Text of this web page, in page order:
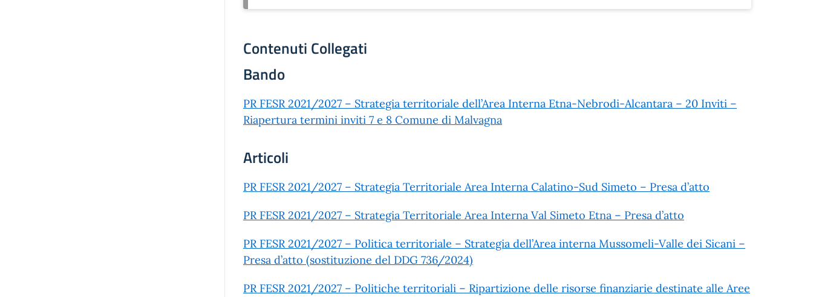
Contenuti Collegati
Bando
PR FESR 2021/2027 – Strategia territoriale dell’Area Interna Etna-Nebrodi-Alcantara – 20 Inviti –
Riapertura termini inviti 7 e 8 Comune di Malvagna
Articoli
PR FESR 2021/2027 – Strategia Territoriale Area Interna Calatino-Sud Simeto – Presa d’atto
PR FESR 2021/2027 – Strategia Territoriale Area Interna Val Simeto Etna – Presa d’atto
PR FESR 2021/2027 – Politica territoriale – Strategia dell’Area interna Mussomeli-Valle dei Sicani –
Presa d’atto (sostituzione del DDG 736/2024)
PR FESR 2021/2027 – Politiche territoriali – Ripartizione delle risorse finanziarie destinate alle Aree